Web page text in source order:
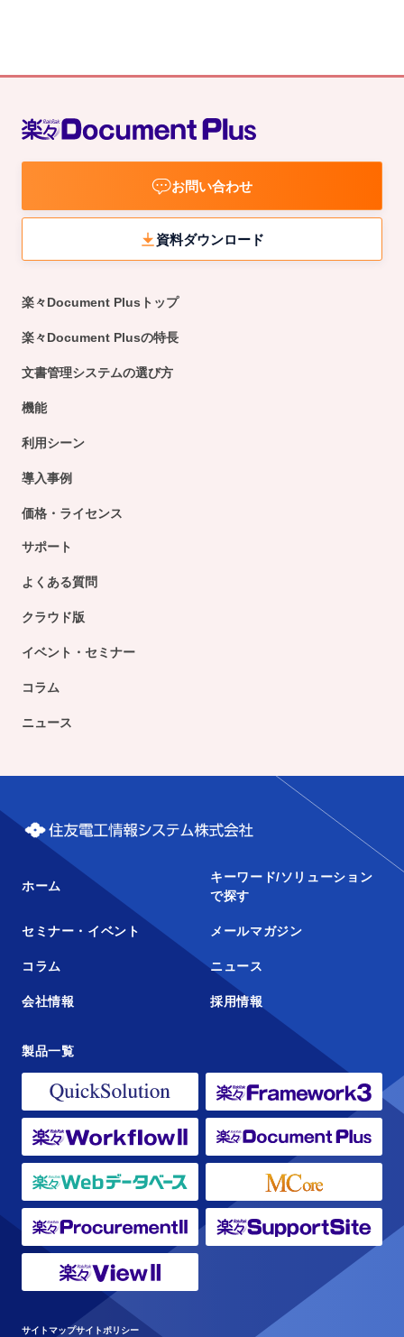
お問い合わせ
資料ダウンロード
楽々Document Plusトップ
楽々Document Plusの特長
文書管理システムの選び方
機能
利用シーン
導入事例
価格・ライセンス
サポート
よくある質問
クラウド版
イベント・セミナー
コラム
ニュース
ホーム
キーワード/ソリューション
で探す
セミナー・イベント メールマガジン
コラム ニュース
会社情報 採用情報
製品一覧
サイトマップサイトポリシー